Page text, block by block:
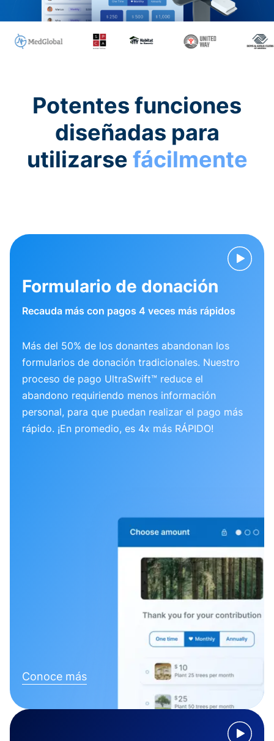
Potentes funciones
diseñadas para
utilizarse fácilmente
Formulario de donación
Recauda más con pagos 4 veces más rápidos
Más del 50% de los donantes abandonan los
formularios de donación tradicionales. Nuestro
proceso de pago UltraSwift™ reduce el
abandono requiriendo menos información
personal, para que puedan realizar el pago más
rápido. ¡En promedio, es 4x más RÁPIDO!
Conoce más